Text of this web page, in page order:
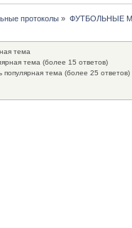
протоколы » ФУТБОЛЬНЫЕ
тема
тема (более 15 ответов)
популярная тема (более 25 ответов)